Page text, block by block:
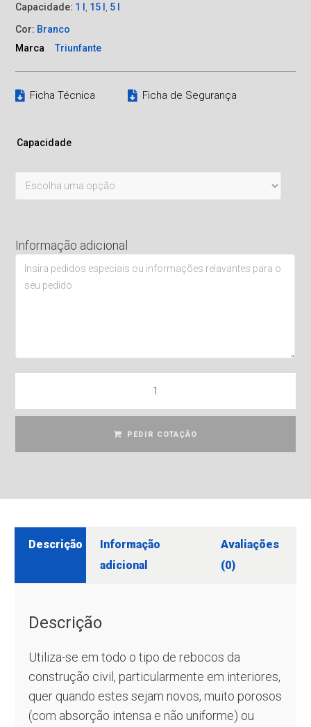
Capacidade: 1 l 15 l
5 l
Cor: Branco
Marca
Triunfante
Ficha Técnica Ficha de Segurança
Capacidade
Informação adicional
PEDIR COTAÇÃO
Descrição
Informação
adicional
Avaliações
(0)
Descrição
Utiliza-se em todo o tipo de rebocos da
construção civil, particularmente em interiores,
quer quando estes sejam novos, muito porosos
(com absorção intensa e não uniforme) ou